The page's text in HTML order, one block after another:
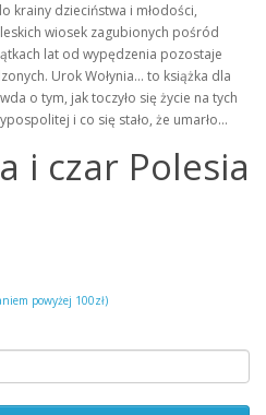
krainy dzieciństwa i młodości,
wiosek zagubionych pośród
lat od wypędzenia pozostaje
Urok Wołynia… to książka dla
o tym, jak toczyło się życie na tych
i co się stało, że umarło…
i czar Polesia
powyżej 100zł)